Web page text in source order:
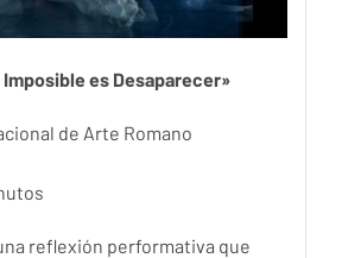
es Desaparecer»
de Arte Romano
reflexión performativa que